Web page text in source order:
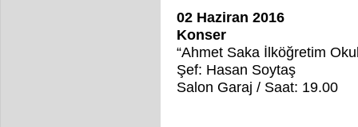
02 Haziran 2016
Konser
“Ahmet Saka İlköğretim
Şef: Hasan Soytaş
Salon Garaj / Saat: 19.00